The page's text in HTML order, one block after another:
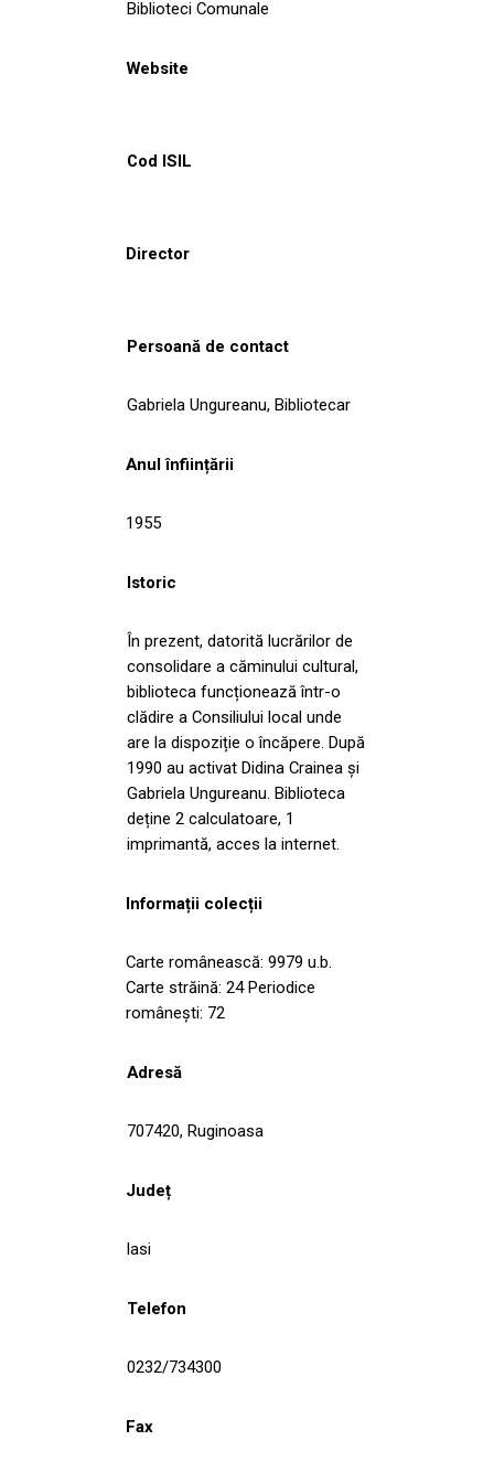
Biblioteci Comunale
Website
Cod ISIL
Director
Persoană de contact
Gabriela Ungureanu, Bibliotecar
Anul înființării
1955
Istoric
În prezent, datorită lucrărilor de
consolidare a căminului cultural,
biblioteca funcționează într-o
clădire a Consiliului local unde
are la dispoziție o încăpere. După
1990 au activat Didina Crainea și
Gabriela Ungureanu. Biblioteca
deține 2 calculatoare, 1
imprimantă, acces la internet.
Informații colecții
Carte românească: 9979 u.b.
Carte străină: 24 Periodice
românești: 72
Adresă
707420, Ruginoasa
Județ
Iasi
Telefon
0232/734300
Fax